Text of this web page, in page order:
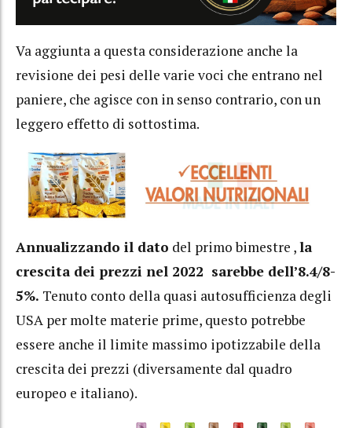
Va aggiunta a questa considerazione anche la
revisione dei pesi delle varie voci che entrano nel
paniere, che agisce con in senso contrario, con un
leggero effetto di sottostima.
Annualizzando il dato del primo bimestre ,la
crescita dei prezzi nel 2022 sarebbe dell’8.4/8-
5%. Tenuto conto della quasi autosufficienza degli
USA per molte materie prime, questo potrebbe
essere anche il limite massimo ipotizzabile della
crescita dei prezzi (diversamente dal quadro
europeo e italiano).